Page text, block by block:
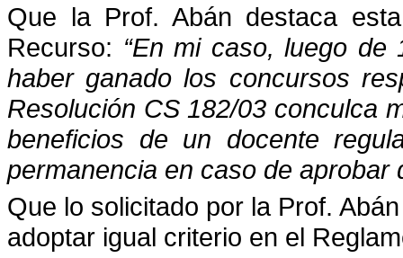
Que la Prof. Abán destaca
Recurso: “En mi caso, luego de
haber ganado los concursos
Resolución CS 182/03 conculca
beneficios de un docente
permanencia en caso de aprobar
Que lo solicitado por la Prof.
adoptar igual criterio en el